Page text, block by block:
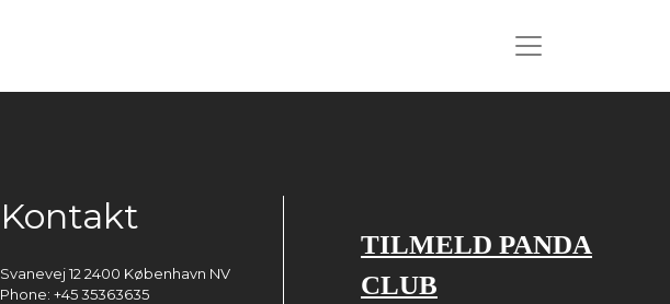
Kontakt
Svanevej 12 2400 København NV
Phone: +45 35363635
TILMELD PANDA
CLUB